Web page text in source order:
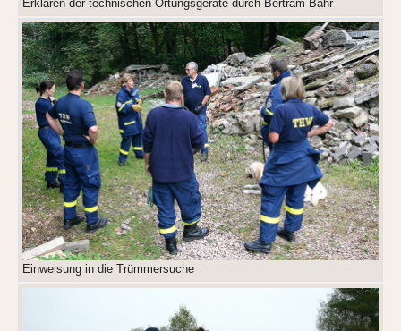
Erklären der technischen Ortungsgeräte durch Bertram Bähr
Einweisung in die Trümmersuche